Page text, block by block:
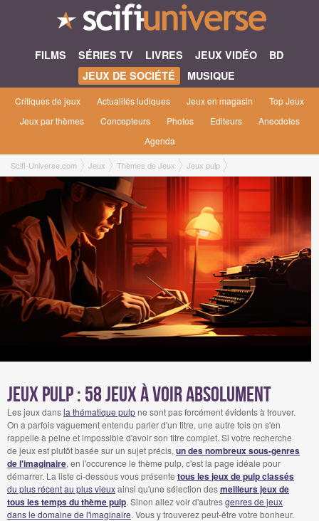
FILMS SÉRIES TV LIVRES JEUX VIDÉO
BD
JEUX DE SOCIÉTÉ
MUSIQUE
Critiques de jeux Actualités ludiques Jeux en magasin
Top Jeux
Jeux par thèmes
Concepteurs Photos Editeurs
Anecdotes
Agenda
Scifi-Universe.com Jeux Thèmes de Jeux Jeux pulp
Jeux pulp : 58 Jeux à voir absolument
Les jeux dansla thématique pulpne sont pas forcément évidents à trouver.
On a parfois vaguement entendu parler d'un titre, une autre fois on s'en
rappelle à peine et impossible d'avoir son titre complet. Si votre recherche
de jeux est plutôt basée sur un sujet précis, un des nombreux sous-genres
de l'imaginaire, en l'occurence le thème pulp, c'est la page idéale pour
démarrer. La liste ci-dessous vous présente tous les jeux de pulp classés
du plus récent au plus vieuxainsi qu'une sélection desmeilleurs jeux de
tous les temps du thème pulp. Sinon allez voir d'autresgenres de jeux
dans le domaine de l'imaginaire. Vous y trouverez peut-être votre bonheur.